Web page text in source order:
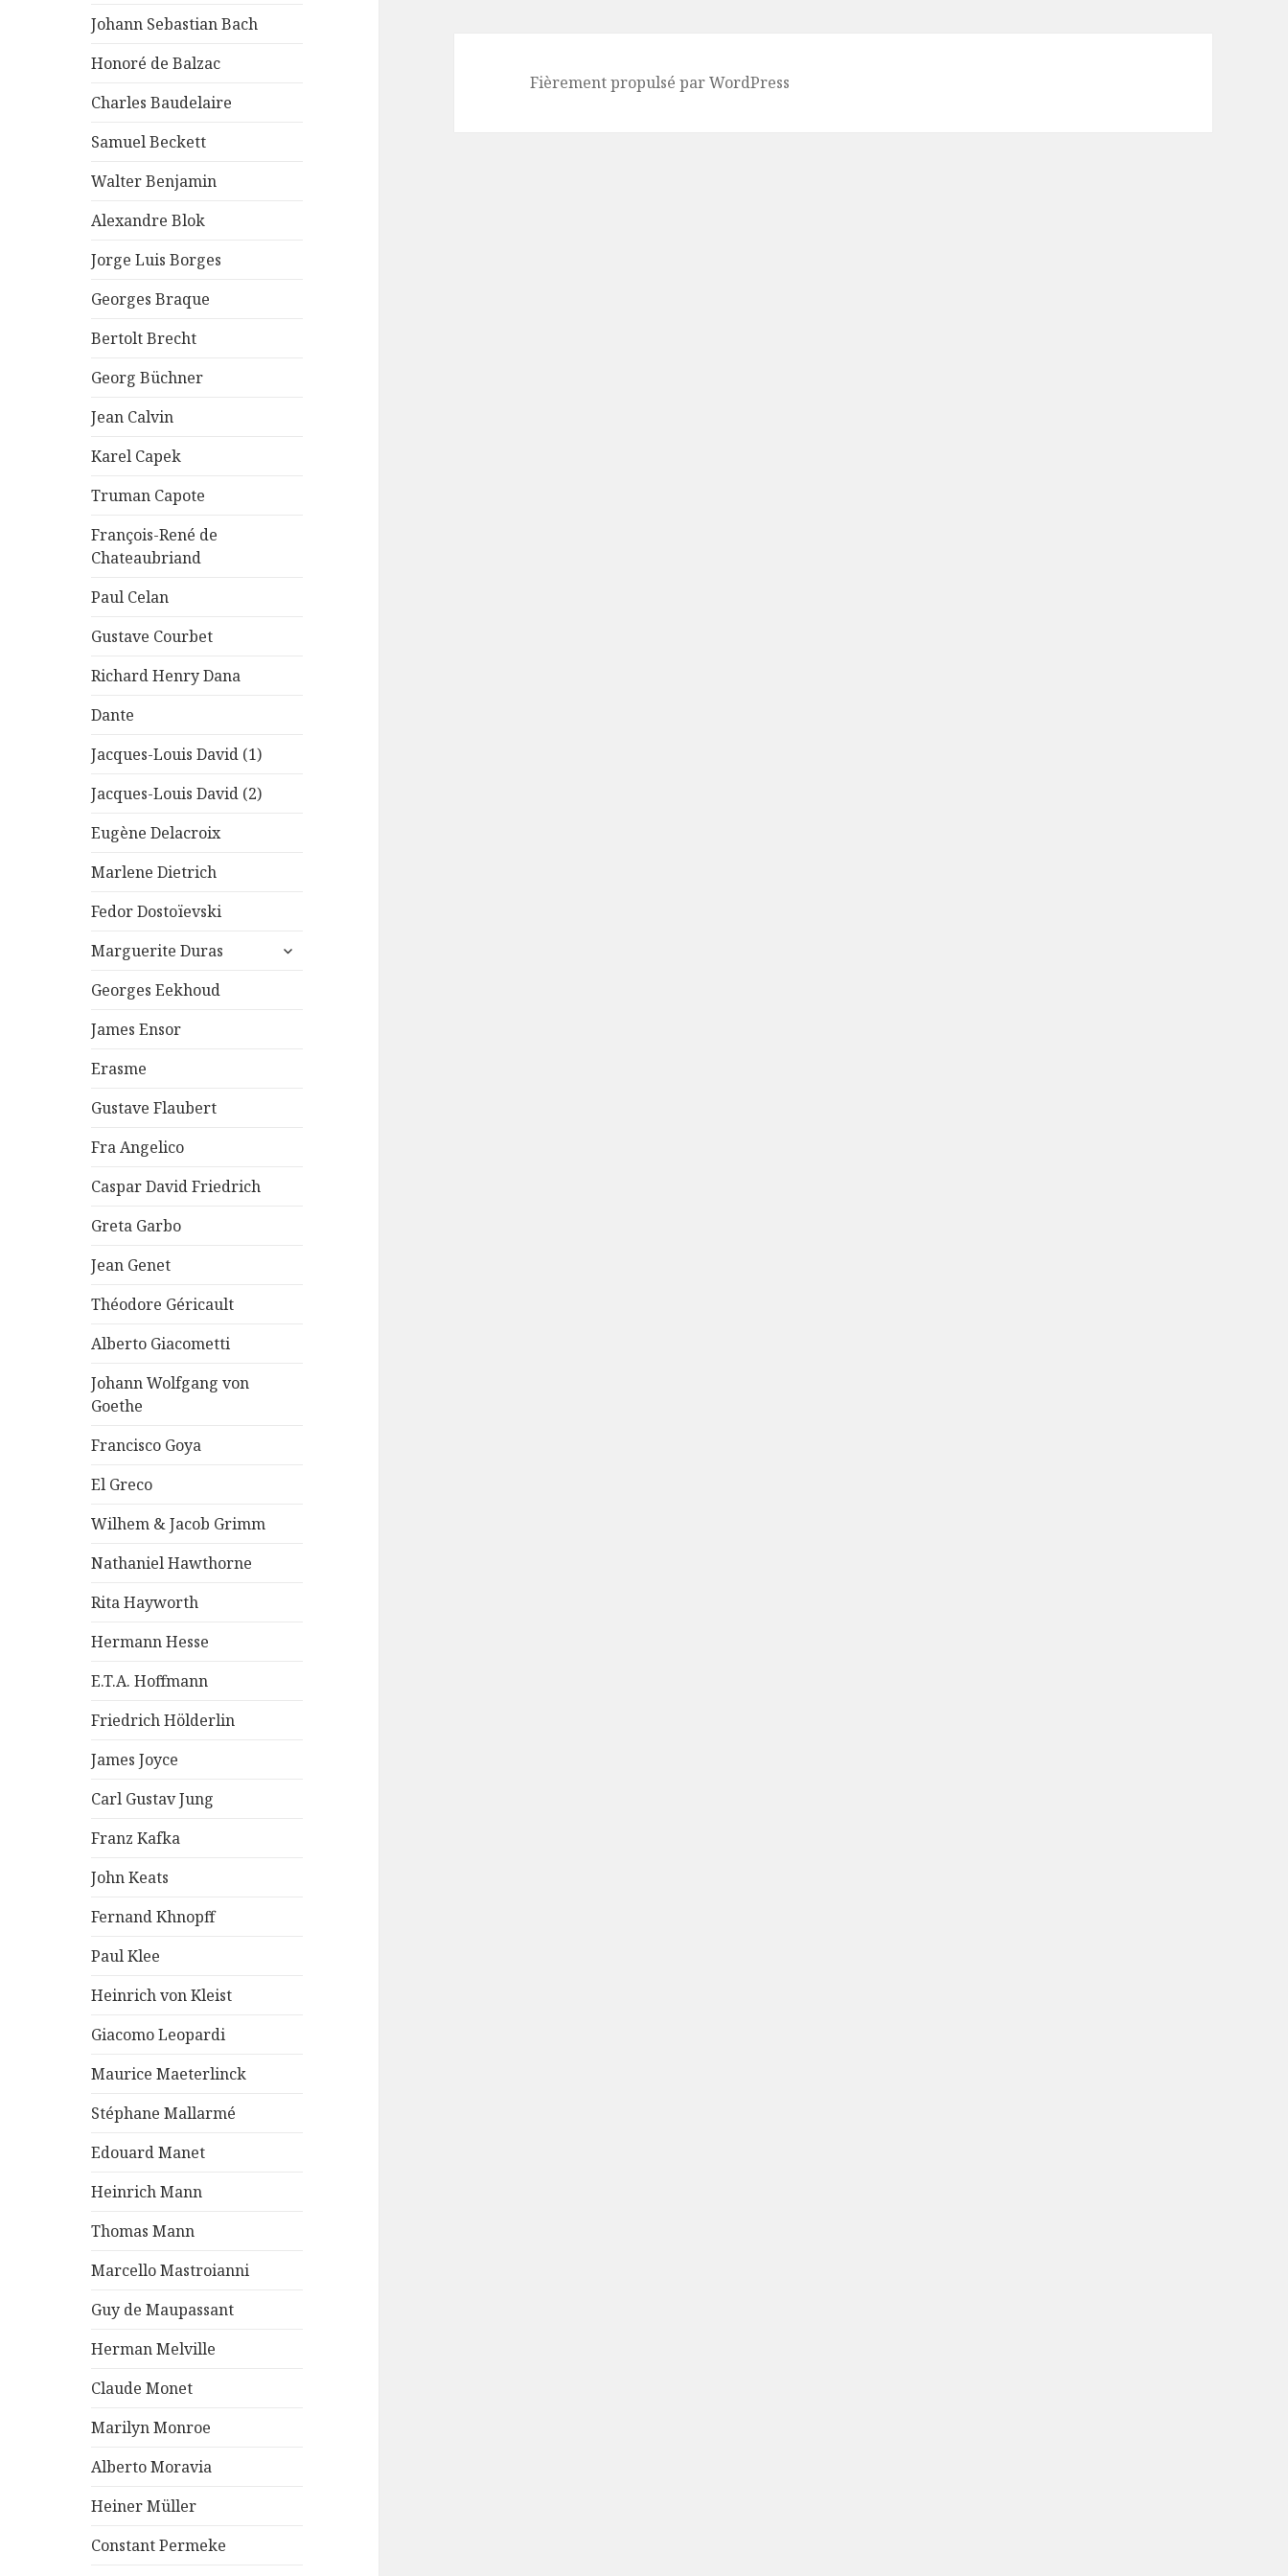
Johann Sebastian Bach
Honoré de Balzac
Charles Baudelaire
Samuel Beckett
Walter Benjamin
Alexandre Blok
Jorge Luis Borges
Georges Braque
Bertolt Brecht
Georg Büchner
Jean Calvin
Karel Capek
Truman Capote
François-René de
Chateaubriand
Paul Celan
Gustave Courbet
Richard Henry Dana
Dante
Jacques-Louis David (1)
Jacques-Louis David (2)
Eugène Delacroix
Marlene Dietrich
Fedor Dostoïevski
Marguerite Duras
ouvrir
Georges Eekhoud
James Ensor
Erasme
Gustave Flaubert
Fra Angelico
Caspar David Friedrich
Greta Garbo
Jean Genet
Théodore Géricault
Alberto Giacometti
Johann Wolfgang von
Goethe
Francisco Goya
El Greco
Wilhem & Jacob Grimm
Nathaniel Hawthorne
Rita Hayworth
Hermann Hesse
E.T.A. Hoffmann
Friedrich Hölderlin
James Joyce
Carl Gustav Jung
Franz Kafka
John Keats
Fernand Khnopff
Paul Klee
Heinrich von Kleist
Giacomo Leopardi
Maurice Maeterlinck
Stéphane Mallarmé
Edouard Manet
Heinrich Mann
Thomas Mann
Marcello Mastroianni
Guy de Maupassant
Herman Melville
Claude Monet
Marilyn Monroe
Alberto Moravia
Heiner Müller
Constant Permeke
Fièrement propulsé par WordPress